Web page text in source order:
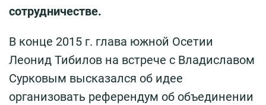
сотрудничестве.
В конце 2015 г. глава южной Осетии
Леонид Тибилов на встрече с Владиславом
Сурковым высказался об идее
организовать референдум об объединении